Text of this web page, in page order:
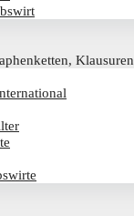
Klausuren